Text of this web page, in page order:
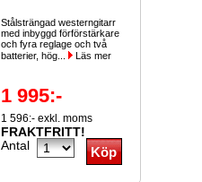
Stålsträngad westerngitarr
med inbyggd förförstärkare
och fyra reglage och två
batterier, hög...
Läs mer
1 995:-
1 596:- exkl. moms
FRAKTFRITT!
Antal